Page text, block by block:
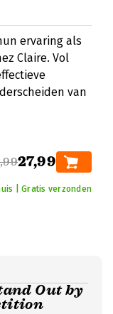
ervaring als
Claire. Vol
van
27,99
| Gratis verzonden
Out by